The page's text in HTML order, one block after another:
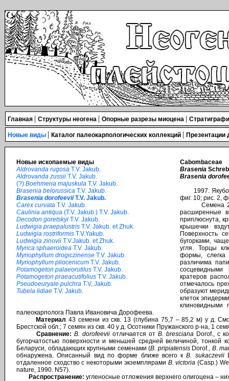
Главная | Структуры неогена | Опорные разрезы миоцена |
Новые виды | Каталог палеокарпологических коллекций | Презентации
Новые ископаемые виды
Aldrovanda rugosa T.V. Jakub.
Aldrovanda zussii T.V. Jakub.
(?) Boehmeria majuskula T.V. Jakub.
Brasenia belorussica T.V. Jakub.
Brasenia dorofeeviiT.V. Jakub.
Carex curvata T.V. Jakub.
Caulinia antiqua (T.V. Jakub.) T.V. Jakub.
Decodon goretskyi T.V. Jakub.
Ludwigia praepalustris T.V. Jakub. et Zhuk.
Ludwigia rostriformis T.V.Yakub.
Ludwigia zinovii T.V.Jakub. et Zhuk.
Myrica sphaeroidea T.V. Jakub.
Myriophyllum drogiczinense T.V. Jakub.
Myriophyllum pliocenicum T.V. Jakub.
Potamogeton palaeorutilus T.V. Jakub.
Potamogeton praeacutifolius T.V. Jakub.
Pseudoeuryale pulchra T.V, Jakub.
Tubela lidiae T.V. Jakub.
Cabombaceae
Brasenia
Brasenia
1997.
фиг. 10; рис. 2,
Семена 2,0 –
расширенные
приплюснута,
крышечки
Поверхность
бугорками,
угля. Торцы
формы, слегка
различима
кратеров
отмечалось
образуют
клеток
клиновидными
палеокарполога Павла Ивановича Дорофеева.
Материал 43 семени из скв. 13 (глубина 75,7 – 85,2 м) у д.
Брестской обл.; 7 семян из скв. 40 у д. Осотники Пружанского р-на, 1
Сравнение: B. dorofeevii отличается от B. brescianaDorof., с
бугорчатостью поверхности и меньшей средней величиной, тонкой
Беларуси, обладающих крупными семенами (B. pripiatensisDorof., B.
обнаружена. Описанный вид по форме ближе всего кB. sukaczevii
отдаленное сходство с некоторыми экземплярами В. victoria (Casp.)
nature, 1990. N57).
Распространение: угленосные отложения верхнего олигоцена –